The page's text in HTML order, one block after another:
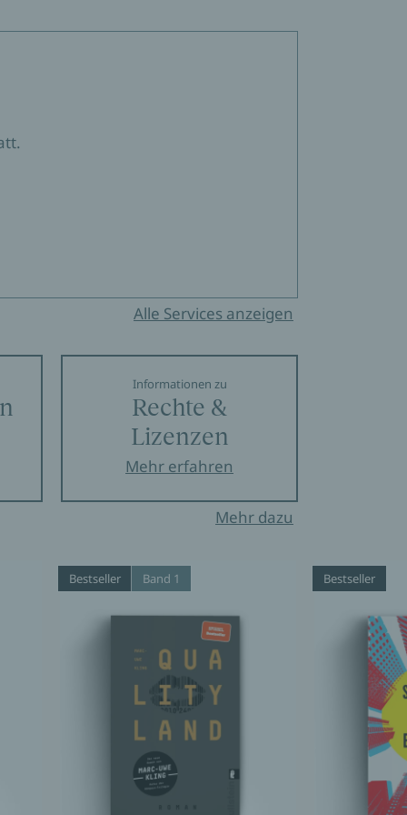
Alle Services anzeigen
Informationen zu
Rechte &
Lizenzen
Mehr erfahren
Mehr dazu
Bestseller Band 1 Bestseller